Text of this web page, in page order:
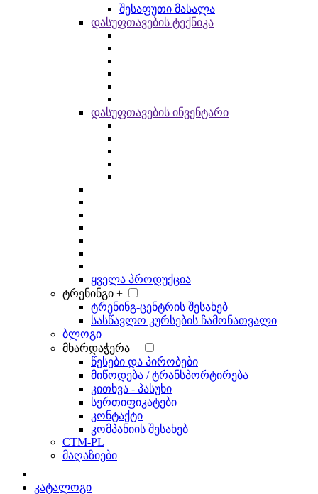
შესაფუთი მასალა
დასუფთავების ტექნიკა
დასუფთავების ინვენტარი
ყველა პროდუქცია
ტრენინგი +
ტრენინგ-ცენტრის შესახებ
სასწავლო კურსების ჩამონათვალი
ბლოგი
მხარდაჭერა +
წესები და პირობები
მიწოდება / ტრანსპორტირება
კითხვა - პასუხი
სერთიფიკატები
კონტაქტი
კომპანიის შესახებ
CTM-PL
მაღაზიები
კატალოგი